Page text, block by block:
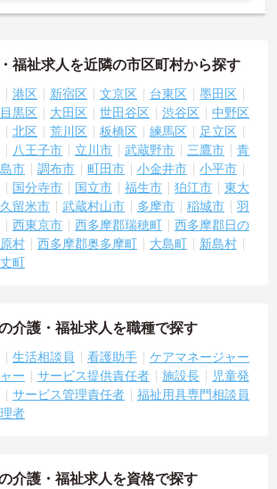
福祉求人を近隣の市区町村から探す
港区 新宿区 文京区 台東区
墨田区
目黒区 大田区 世田谷区 渋谷区
中野区
北区 荒川区 板橋区 練馬区
足立区
八王子市 立川市 武蔵野市 三鷹市
青
市 調布市 町田市 小金井市
小平市
国分寺市 国立市 福生市 狛江市
東大
留米市 武蔵村山市 多摩市 稲城市
羽
西東京市 西多摩郡瑞穂町
西多摩郡日の
村 西多摩郡奥多摩町 大島町
新島村
町
介護・福祉求人を職種で探す
生活相談員 看護助手
ケアマネージャー
ー
サービス提供責任者 施設長
児童発
サービス管理責任者
福祉用具専門相談員
者
介護・福祉求人を資格で探す